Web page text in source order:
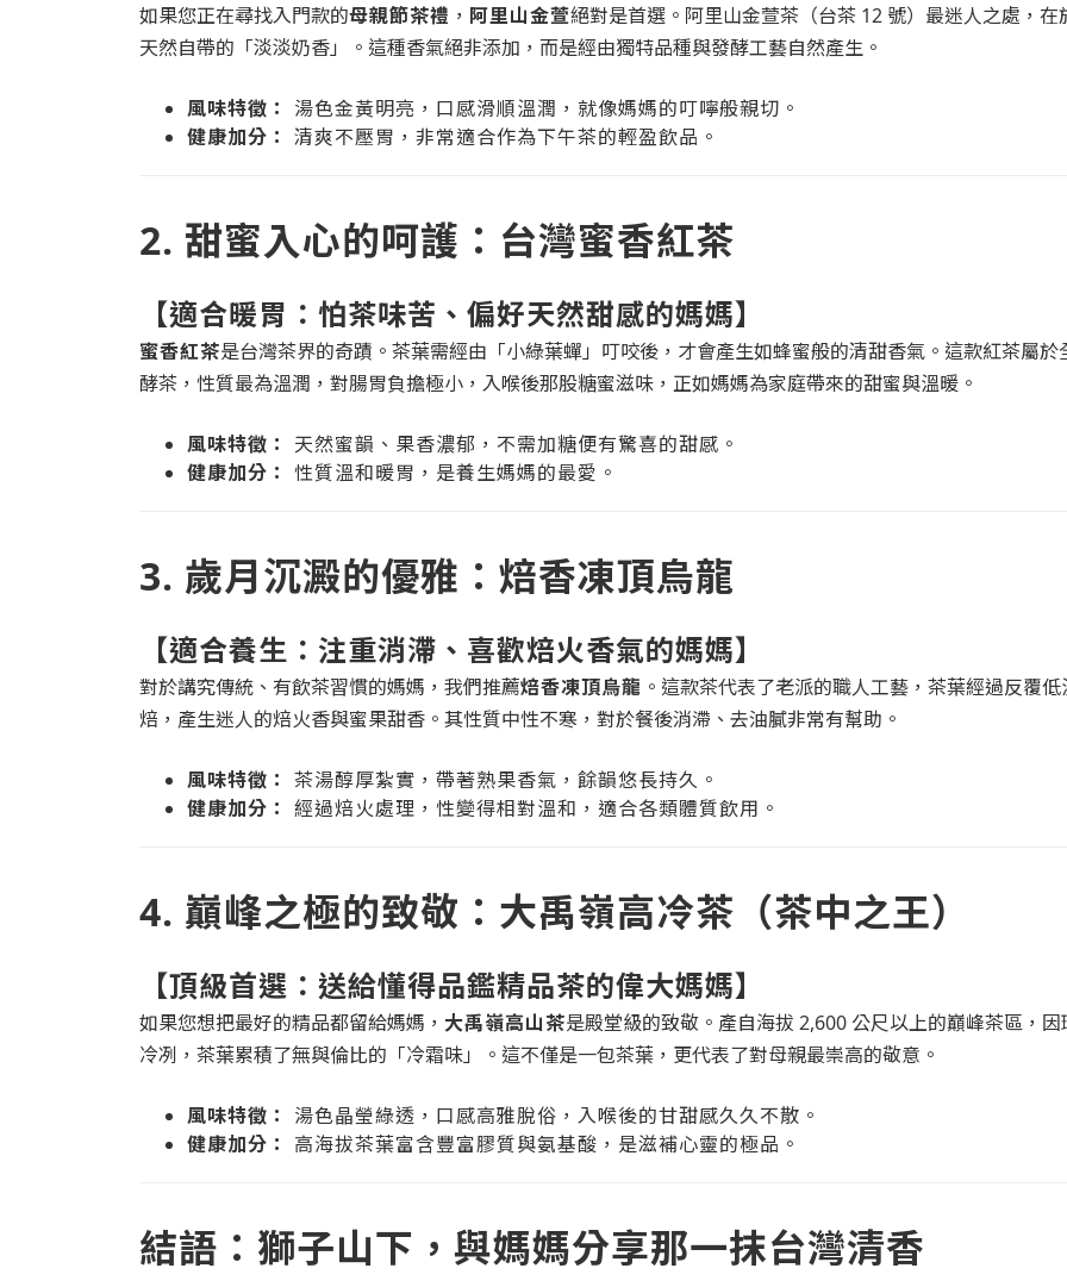
如果您正在尋找入門款的母親節茶禮 ， 阿里山金萱絕對是首選。阿里山金萱茶（台茶 12 號）最迷人之處，在
天然自帶的「淡淡奶香」。這種香氣絕非添加，而是經由獨特品種與發酵工藝自然產生。
風味特徵：
湯色金黃明亮，口感滑順溫潤，就像媽媽的叮嚀般親切。
健康加分： 清爽不壓胃，非常適合作為下午茶的輕盈飲品。
2. 甜蜜入心的呵護：台灣蜜香紅茶
【適合暖胃：怕茶味苦、偏好天然甜感的媽媽】
蜜香紅茶是台灣茶界的奇蹟。茶葉需經由「小綠葉蟬」叮咬後，才會產生如蜂蜜般的清甜香氣。這款紅茶屬於
酵茶，性質最為溫潤，對腸胃負擔極小，入喉後那股糖蜜滋味，正如媽媽為家庭帶來的甜蜜與溫暖。
風味特徵：
天然蜜韻、果香濃郁，不需加糖便有驚喜的甜感。
健康加分： 性質溫和暖胃，是養生媽媽的最愛。
3. 歲月沉澱的優雅：焙香凍頂烏龍
【適合養生：注重消滯、喜歡焙火香氣的媽媽】
對於講究傳統、有飲茶習慣的媽媽，我們推薦焙香凍頂烏龍 。這款茶代表了老派的職人工藝，茶葉經過反覆低
焙，產生迷人的焙火香與蜜果甜香。其性質中性不寒，對於餐後消滯、去油膩非常有幫助。
風味特徵： 茶湯醇厚紮實，帶著熟果香氣，餘韻悠長持久。
健康加分： 經過焙火處理，性變得相對溫和，適合各類體質飲用。
4. 巔峰之極的致敬：大禹嶺高冷茶（茶中之王）
【頂級首選：送給懂得品鑑精品茶的偉大媽媽】
如果您想把最好的精品都留給媽媽， 大禹嶺高山茶是殿堂級的致敬。產自海拔 2,600 公尺以上的巔峰茶區，因
冷冽，茶葉累積了無與倫比的「冷霜味」。這不僅是一包茶葉，更代表了對母親最崇高的敬意。
風味特徵：
湯色晶瑩綠透，口感高雅脫俗，入喉後的甘甜感久久不散。
健康加分：
高海拔茶葉富含豐富膠質與氨基酸，是滋補心靈的極品。
結語：獅子山下，與媽媽分享那一抹台灣清香